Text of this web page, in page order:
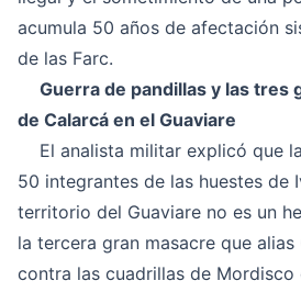
acumula 50 años de afectación
de las Farc.
Guerra de pandillas y las tres
de Calarcá en el Guaviare
El analista militar explicó que
50 integrantes de las huestes de
territorio del Guaviare no es un
la tercera gran masacre que alias
contra las cuadrillas de Mordisco